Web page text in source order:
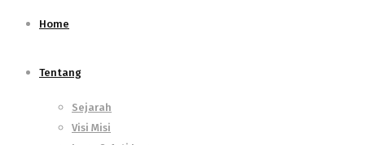
Home
Tentang
Sejarah
Visi Misi